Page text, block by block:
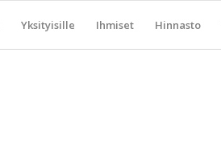
Yksityisille Ihmiset Hinnasto